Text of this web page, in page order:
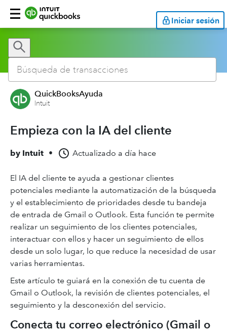
Iniciar sesión
QuickBooksAyuda
Intuit
Empieza con la IA del cliente
by Intuit • Actualizado a día hace
El IA del cliente te ayuda a gestionar clientes
potenciales mediante la automatización de la búsqueda
y el establecimiento de prioridades desde tu bandeja
de entrada de Gmail o Outlook. Esta función te permite
realizar un seguimiento de los clientes potenciales,
interactuar con ellos y hacer un seguimiento de ellos
desde un solo lugar, lo que reduce la necesidad de usar
varias herramientas.
Este artículo te guiará en la conexión de tu cuenta de
Gmail o Outlook, la revisión de clientes potenciales, el
seguimiento y la desconexión del servicio.
Conecta tu correo electrónico (Gmail o